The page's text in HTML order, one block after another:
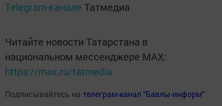
Telegram-канале Татмедиа
Читайте новости Татарстана в
национальном мессенджере MАХ:
https://max.ru/tatmedia
Подписывайтесь на телеграм-канал "Бавлы-информ"